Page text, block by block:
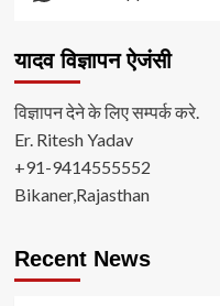
यादव विज्ञापन ऐजंसी
विज्ञापन देने के लिए सम्पर्क करे.
Er. Ritesh Yadav
+91-9414555552
Bikaner,Rajasthan
Recent News